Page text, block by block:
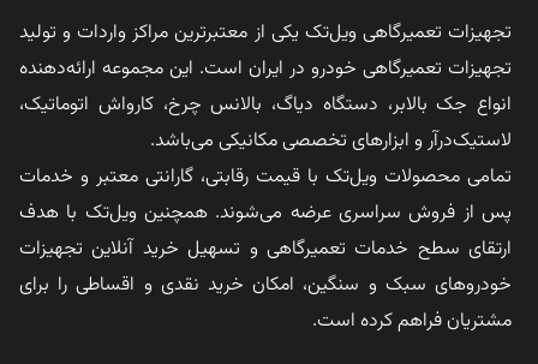
تجهیزات تعمیرگاهی ویل‌تک یکی از معتبرترین مراکز واردات و تولید
تجهیزات تعمیرگاهی خودرو در ایران است. این مجموعه ارائه‌دهنده
انواع جک بالابر، دستگاه دیاگ، بالانس چرخ، کارواش اتوماتیک،
لاستیک‌درآر و ابزارهای تخصصی مکانیکی می‌باشد.
تمامی محصولات ویل‌تک با قیمت رقابتی، گارانتی معتبر و خدمات
پس از فروش سراسری عرضه می‌شوند. همچنین ویل‌تک با هدف
ارتقای سطح خدمات تعمیرگاهی و تسهیل خرید آنلاین تجهیزات
خودروهای سبک و سنگین، امکان خرید نقدی و اقساطی را برای
مشتریان فراهم کرده است.